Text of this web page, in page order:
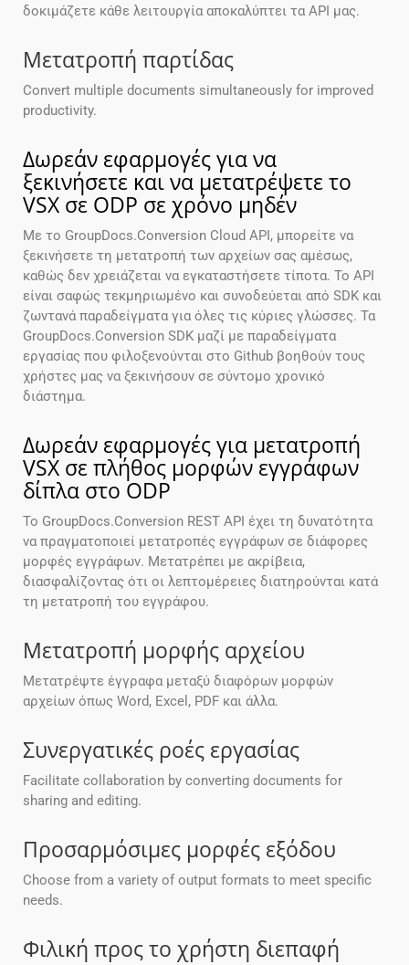
δοκιμάζετε κάθε λειτουργία αποκαλύπτει τα API μας.
Μετατροπή παρτίδας
Convert multiple documents simultaneously for improved
productivity.
Δωρεάν εφαρμογές για να
ξεκινήσετε και να μετατρέψετε το
VSX σε ODP σε χρόνο μηδέν
Με το GroupDocs.Conversion Cloud API, μπορείτε να
ξεκινήσετε τη μετατροπή των αρχείων σας αμέσως,
καθώς δεν χρειάζεται να εγκαταστήσετε τίποτα. Το API
είναι σαφώς τεκμηριωμένο και συνοδεύεται από SDK και
ζωντανά παραδείγματα για όλες τις κύριες γλώσσες. Τα
GroupDocs.Conversion SDK μαζί με παραδείγματα
εργασίας που φιλοξενούνται στο Github βοηθούν τους
χρήστες μας να ξεκινήσουν σε σύντομο χρονικό
διάστημα.
Δωρεάν εφαρμογές για μετατροπή
VSX σε πλήθος μορφών εγγράφων
δίπλα στο ODP
Το GroupDocs.Conversion REST API έχει τη δυνατότητα
να πραγματοποιεί μετατροπές εγγράφων σε διάφορες
μορφές εγγράφων. Μετατρέπει με ακρίβεια,
διασφαλίζοντας ότι οι λεπτομέρειες διατηρούνται κατά
τη μετατροπή του εγγράφου.
Μετατροπή μορφής αρχείου
Μετατρέψτε έγγραφα μεταξύ διαφόρων μορφών
αρχείων όπως Word, Excel, PDF και άλλα.
Συνεργατικές ροές εργασίας
Facilitate collaboration by converting documents for
sharing and editing.
Προσαρμόσιμες μορφές εξόδου
Choose from a variety of output formats to meet specific
needs.
Φιλική προς το χρήστη διεπαφή